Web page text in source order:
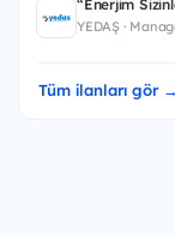
“Enerjim
YEDAŞ ·
Tüm ilanları gör →